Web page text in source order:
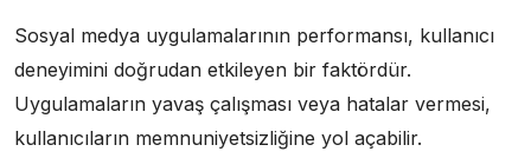
Sosyal medya uygulamalarının performansı, kullanıcı
deneyimini doğrudan etkileyen bir faktördür.
Uygulamaların yavaş çalışması veya hatalar vermesi,
kullanıcıların memnuniyetsizliğine yol açabilir.